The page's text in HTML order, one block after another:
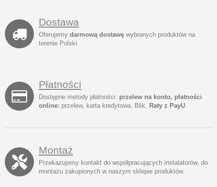
Dostawa
Oferujemy darmową dostawę wybranych produktów na
terenie Polski.
Płatności
Dostępne metody płatności: przelew na konto, płatności
online: przelew, karta kredytowa, Blik, Raty z PayU
Montaż
Przekazujemy kontakt do współpracujących instalatorów, do
montażu zakupionych w naszym sklepie produktów.